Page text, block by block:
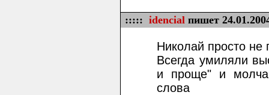
::::: idencial пишет
Николай просто не
Всегда умиляли
и проще" и
слова